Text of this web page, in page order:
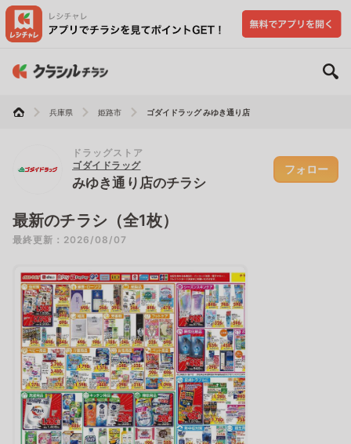
兵庫県 姫路市 ゴダイドラッグ みゆき通り店
ドラッグストア
ゴダイドラッグ
みゆき通り店のチラシ
フォロー
最新のチラシ（全1枚）
最終更新：2026/08/07